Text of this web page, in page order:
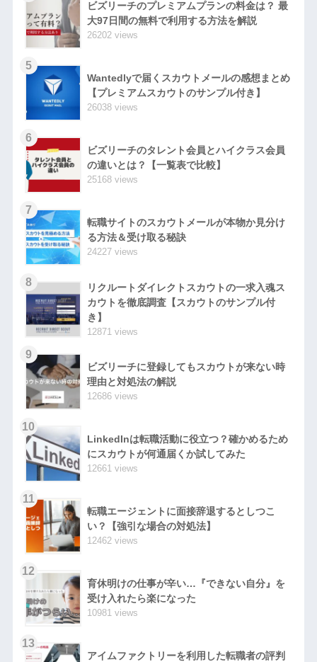
ビズリーチのプレミアムプランの料金は？ 最
大97日間の無料で利用する方法を解説
26202 views
5
Wantedlyで届くスカウトメールの感想まとめ
【プレミアムスカウトのサンプル付き】
26038 views
6
ビズリーチのタレント会員とハイクラス会員
の違いとは？【一覧表で比較】
25168 views
7
転職サイトのスカウトメールが本物か見分け
る方法＆受け取る秘訣
24227 views
8
リクルートダイレクトスカウトの一求入魂ス
カウトを徹底調査【スカウトのサンプル付
き】
12871 views
9
ビズリーチに登録してもスカウトが来ない時
理由と対処法の解説
12686 views
10
LinkedInは転職活動に役立つ？確かめるため
にスカウトが何通届くか試してみた
12661 views
11
転職エージェントに面接辞退するとしつこ
い？【強引な場合の対処法】
12462 views
12
育休明けの仕事が辛い…『できない自分』を
受け入れたら楽になった
10981 views
13
アイムファクトリーを利用した転職者の評判